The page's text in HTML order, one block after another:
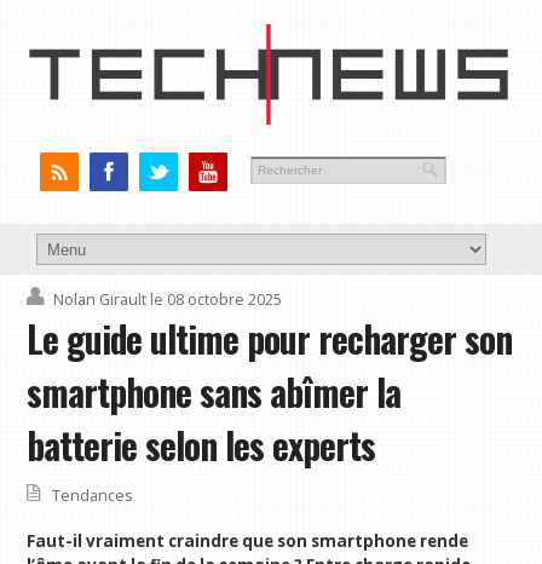
Nolan Girault le 08 octobre 2025
Le guide ultime pour recharger son
smartphone sans abîmer la
batterie selon les experts
Tendances
Faut-il vraiment craindre que son smartphone rende